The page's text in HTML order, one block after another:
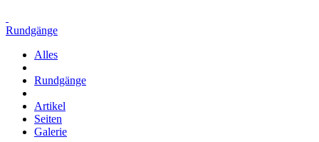
Rundgänge
Alles
Rundgänge
Artikel
Seiten
Galerie